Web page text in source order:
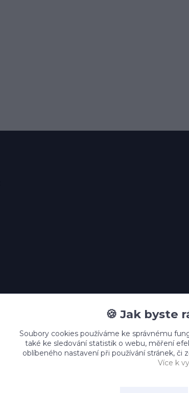
🍪 Jak byste
Soubory cookies používáme ke správnému
také ke sledování statistik o webu, měření
oblíbeného nastavení při používání stránek, či
Více k